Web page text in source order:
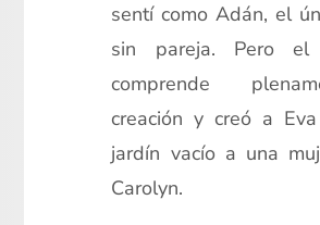
sentí como Adán, el
sin pareja. Pero
comprende
creación y creó a
jardín vacío a una
Carolyn.